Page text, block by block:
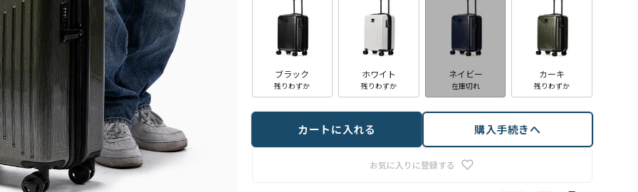
ブラック
残りわずか
ホワイト
残りわずか
ネイビー
在庫切れ
カーキ
残りわずか
お気に入りに登録する
カートに入れる 購入手続きへ